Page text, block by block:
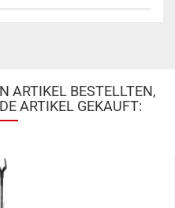
ARTIKEL BESTELLTEN,
ARTIKEL GEKAUFT: